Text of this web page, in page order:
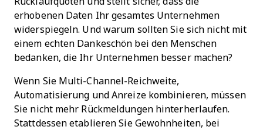
erhobenen Daten Ihr gesamtes Unternehmen
widerspiegeln. Und warum sollten Sie sich nicht mit
einem echten Dankeschön bei den Menschen
bedanken, die Ihr Unternehmen besser machen?
Wenn Sie Multi-Channel-Reichweite,
Automatisierung und Anreize kombinieren, müssen
Sie nicht mehr Rückmeldungen hinterherlaufen.
Stattdessen etablieren Sie Gewohnheiten, bei